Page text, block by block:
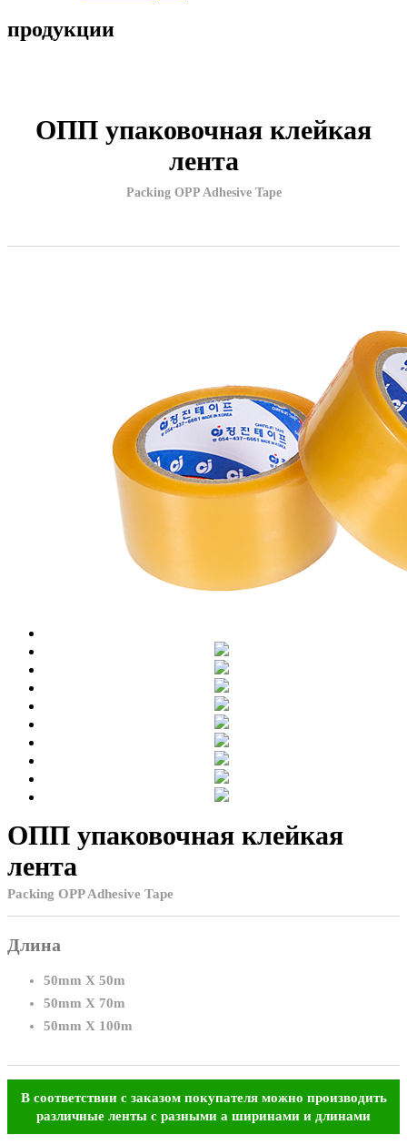
продукции
ОПП упаковочная клейкая
лента
Packing OPP Adhesive Tape
ОПП упаковочная клейкая
лента
Packing OPP Adhesive Tape
Длина
50mm X 50m
50mm X 70m
50mm X 100m
В соответствии с заказом покупателя можно производить
различные ленты с разными а ширинами и длинами